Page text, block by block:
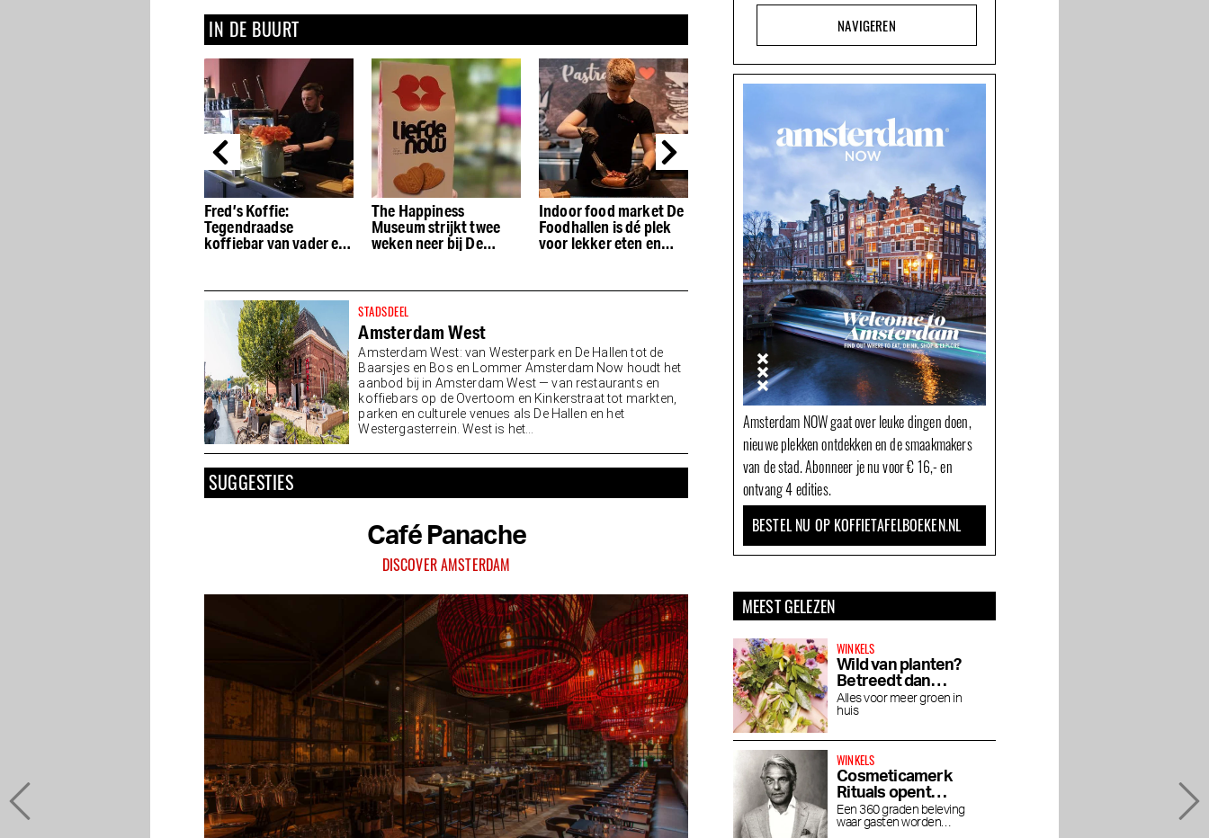
IN DE BUURT
Fred’s Koffie:
Tegendraadse
koffiebar van vader en
The Happiness
Museum strijkt twee
weken neer bij De
Indoor food market De
Foodhallen is dé plek
voor lekker eten en
Nieuw in De
Foodhallen: het
perfecte broodje
Pastrami
De Kanarie Club in De
Hallen, de ideale
afspreekplek
STADSDEEL
Amsterdam West
Amsterdam West: van Westerpark en De Hallen tot de
Baarsjes en Bos en Lommer Amsterdam Now houdt het
aanbod bij in Amsterdam West — van restaurants en
koffiebars op de Overtoom en Kinkerstraat tot markten,
parken en culturele venues als De Hallen en het
Westergasterrein. West is het...
SUGGESTIES
Café Panache
DISCOVER AMSTERDAM
NAVIGEREN
Amsterdam NOW gaat over leuke dingen doen,
nieuwe plekken ontdekken en de smaakmakers
van de stad. Abonneer je nu voor € 16,- en
ontvang 4 edities.
BESTEL NU OP KOFFIETAFELBOEKEN.NL
MEEST GELEZEN
WINKELS
Wild van planten?
Betreedt dan
Wildernis
Alles voor meer groen in
huis
WINKELS
Cosmeticamerk
Rituals opent
concept store
House of Rituals
Een 360 graden beleving
waar gasten worden